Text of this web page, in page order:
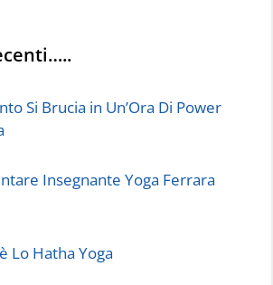
Si Brucia in Un’Ora Di Power
Insegnante Yoga Ferrara
Lo Hatha Yoga